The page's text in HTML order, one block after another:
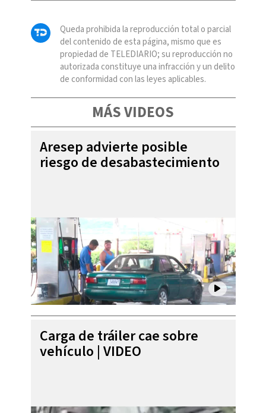
Queda prohibida la reproducción total o parcial
del contenido de esta página, mismo que es
propiedad de TELEDIARIO; su reproducción no
autorizada constituye una infracción y un delito
de conformidad con las leyes aplicables.
MÁS VIDEOS
Aresep advierte posible
riesgo de desabastecimiento
Carga de tráiler cae sobre
vehículo | VIDEO